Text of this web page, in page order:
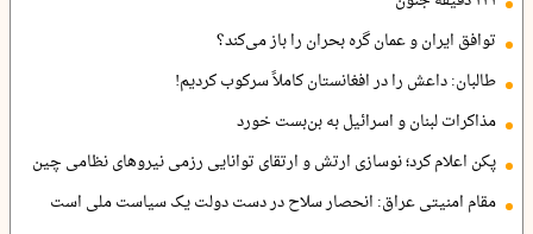
توافق ایران و عمان گره بحران را باز می‌کند؟
طالبان: داعش را در افغانستان کاملاً سرکوب کردیم!
مذاکرات لبنان و اسرائیل به بن‌بست خورد
پکن اعلام کرد؛ نوسازی ارتش و ارتقای توانایی رزمی نیروهای نظامی چین
مقام امنیتی عراق: انحصار سلاح در دست دولت یک سیاست ملی است